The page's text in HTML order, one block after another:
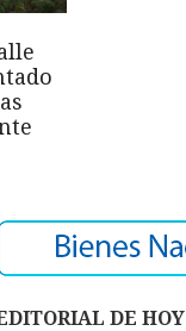
DE HOY